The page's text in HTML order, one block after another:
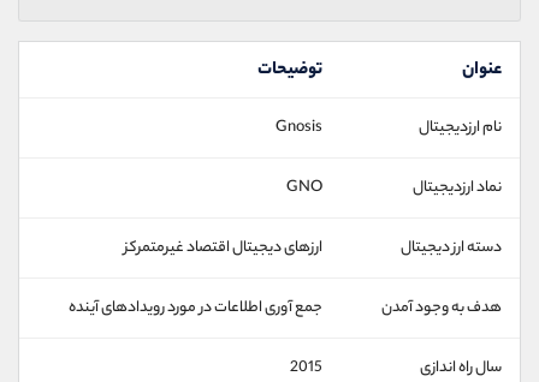
عنوان توضیحات
نام ارزدیجیتال Gnosis
نماد ارزدیجیتال GNO
دسته ارز دیجیتال ارزهای دیجیتال اقتصاد غیرمتمرکز
هدف به وجود آمدن جمع‌ آوری اطلاعات در مورد رویدادهای آینده
سال راه اندازی 2015